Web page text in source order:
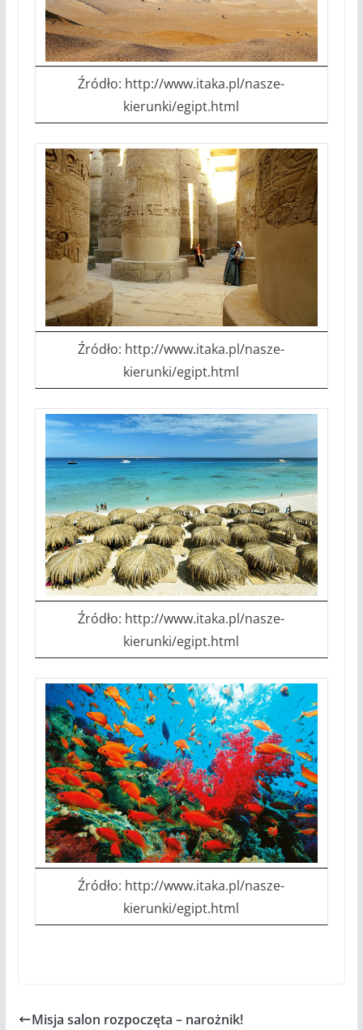
Źródło: http://www.itaka.pl/nasze-
kierunki/egipt.html
Źródło: http://www.itaka.pl/nasze-
kierunki/egipt.html
Źródło: http://www.itaka.pl/nasze-
kierunki/egipt.html
Źródło: http://www.itaka.pl/nasze-
kierunki/egipt.html
Misja salon rozpoczęta – narożnik!